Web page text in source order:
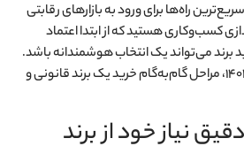
راه‌ها برای ورود به بازارهای رقابتی
کسب‌وکاری هستید که از ابتدا اعتماد
برند می‌تواند یک انتخاب هوشمندانه باشد.
در این راهنمای کامل سال 1404، مراحل گام‌به‌گام خرید یک برند قانونی و